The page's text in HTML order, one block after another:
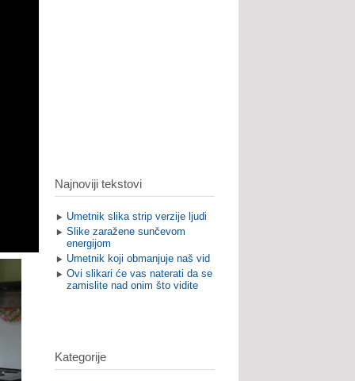
Najnoviji tekstovi
Umetnik slika strip verzije ljudi
Slike zaražene sunčevom
energijom
Umetnik koji obmanjuje naš vid
Ovi slikari će vas naterati da se
zamislite nad onim što vidite
Kategorije